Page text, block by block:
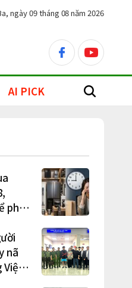
facebookyoutube
ngày 09 tháng 08 năm 2026
AI PICK search
phải
nã
Việt